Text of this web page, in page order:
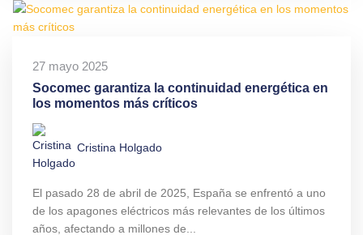
27 mayo 2025
Socomec garantiza la continuidad energética en
los momentos más críticos
Cristina Holgado
El pasado 28 de abril de 2025, España se enfrentó a uno
de los apagones eléctricos más relevantes de los últimos
años, afectando a millones de...